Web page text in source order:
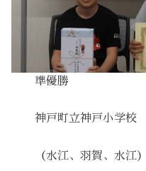
準優勝
神戸町立神戸小学校
（水江、羽賀、水江）